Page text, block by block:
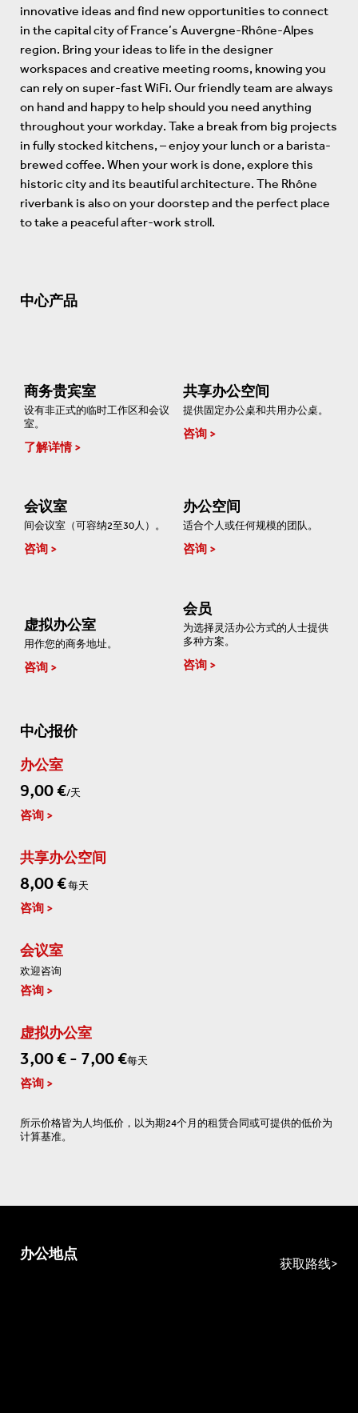
innovative ideas and find new opportunities to connect
in the capital city of France’s Auvergne-Rhône-Alpes
region. Bring your ideas to life in the designer
workspaces and creative meeting rooms, knowing you
can rely on super-fast WiFi. Our friendly team are always
on hand and happy to help should you need anything
throughout your workday. Take a break from big projects
in fully stocked kitchens, – enjoy your lunch or a barista-
brewed coffee. When your work is done, explore this
historic city and its beautiful architecture. The Rhône
riverbank is also on your doorstep and the perfect place
to take a peaceful after-work stroll.
中心产品
商务贵宾室
设有非正式的临时工作区和会议
室。
了解详情
共享办公空间
提供固定办公桌和共用办公桌。
咨询
会议室
间会议室（可容纳2至30人）。
咨询
办公空间
适合个人或任何规模的团队。
咨询
虚拟办公室
用作您的商务地址。
咨询
会员
为选择灵活办公方式的人士提供
多种方案。
咨询
中心报价
办公室
9,00 €/天
咨询
共享办公空间
8,00 €每天
咨询
会议室
欢迎咨询
咨询
虚拟办公室
3,00 € - 7,00 €每天
咨询
所示价格皆为人均低价，以为期24个月的租赁合同或可提供的低价为
计算基准。
办公地点
获取路线